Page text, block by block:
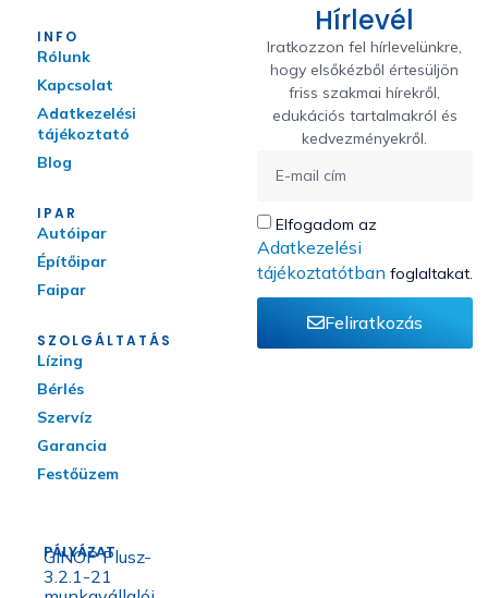
INFO
Rólunk
Kapcsolat
Adatkezelési
tájékoztató
Blog
IPAR
Autóipar
Építőipar
Faipar
SZOLGÁLTATÁS
Lízing
Bérlés
Szervíz
Garancia
Festőüzem
PÁLYÁZAT
GINOP Plusz-
3.2.1-21
Hírlevél
Iratkozzon fel hírlevelünkre,
hogy elsőkézből értesüljön
friss szakmai hírekről,
edukációs tartalmakról és
kedvezményekről.
Elfogadom az
Adatkezelési
tájékoztatótban foglaltakat.
Feliratkozás